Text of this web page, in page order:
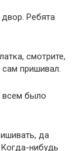
Ребята
смотрите,
пришивал.
всем было
да
нибудь